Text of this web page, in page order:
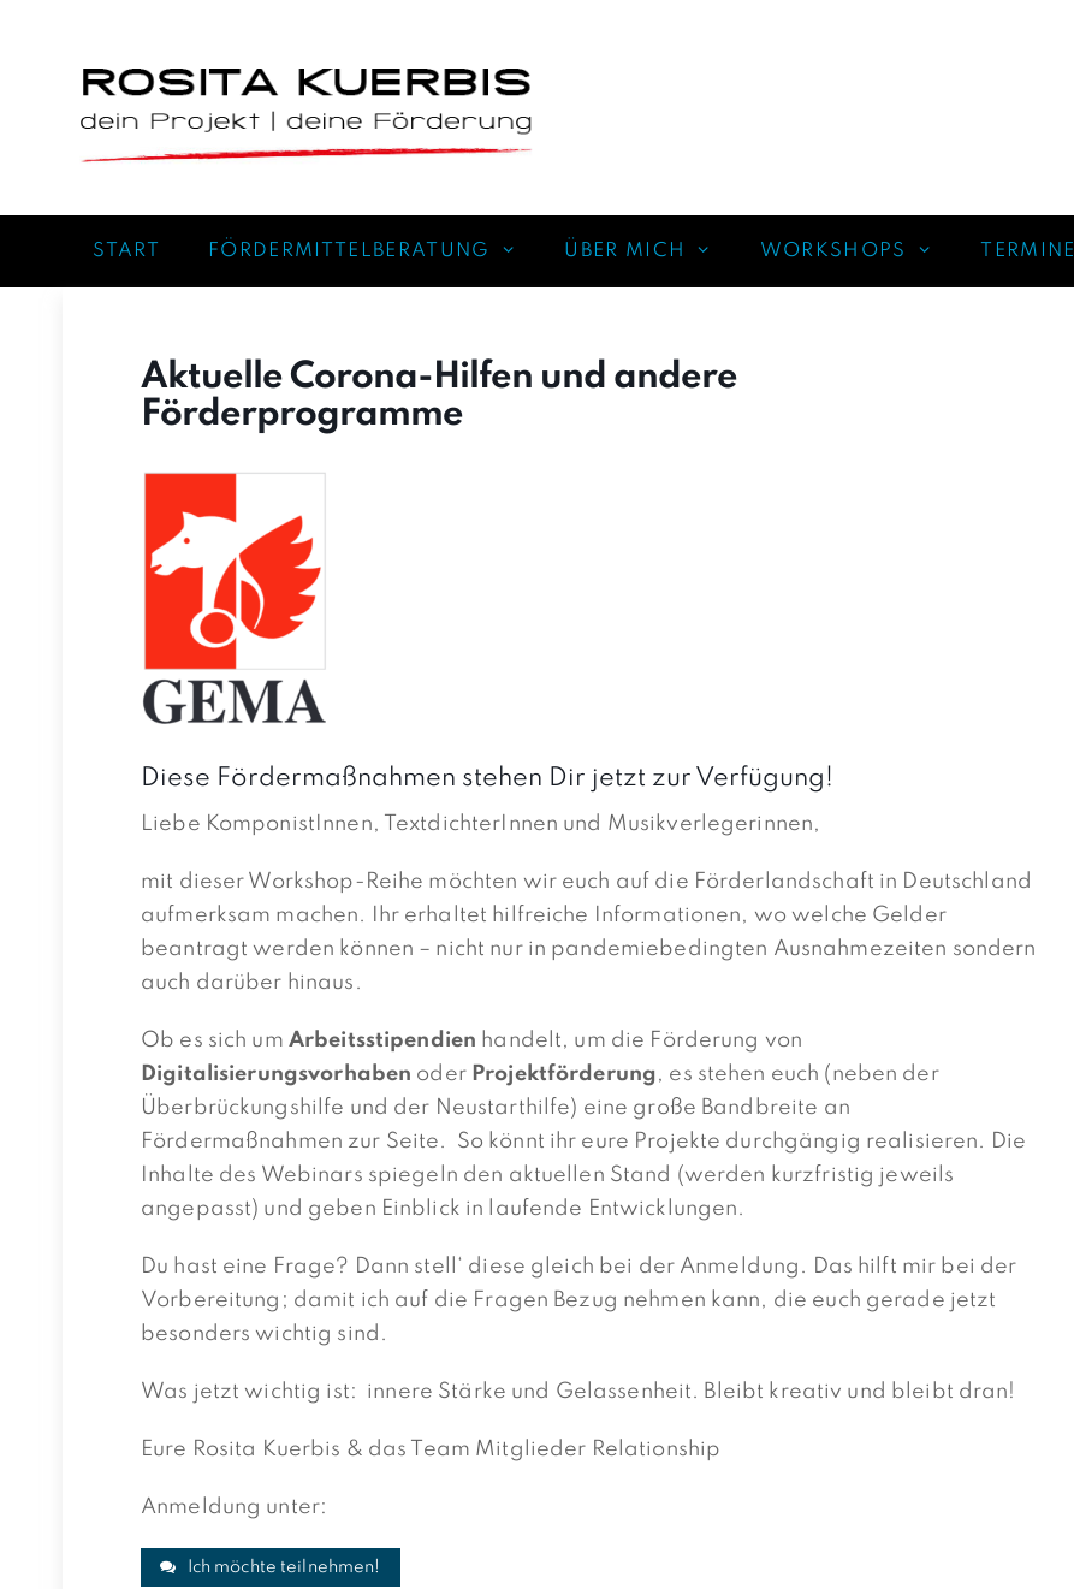
START FÖRDERMITTELBERATUNG ÜBER MICH WORKSHOPS TERMINE
Aktuelle Corona-Hilfen und andere
Förderprogramme
Diese Fördermaßnahmen stehen Dir jetzt zur Verfügung!
Liebe KomponistInnen, TextdichterInnen und Musikverlegerinnen,
mit dieser Workshop-Reihe möchten wir euch auf die Förderlandschaft in Deutschland
aufmerksam machen. Ihr erhaltet hilfreiche Informationen, wo welche Gelder
beantragt werden können – nicht nur in pandemiebedingten Ausnahmezeiten sondern
auch darüber hinaus.
Ob es sich um Arbeitsstipendien handelt, um die Förderung von
Digitalisierungsvorhaben oder Projektförderung, es stehen euch (neben der
Überbrückungshilfe und der Neustarthilfe) eine große Bandbreite an
Fördermaßnahmen zur Seite. So könnt ihr eure Projekte durchgängig realisieren. Die
Inhalte des Webinars spiegeln den aktuellen Stand (werden kurzfristig jeweils
angepasst) und geben Einblick in laufende Entwicklungen.
Du hast eine Frage? Dann stell‘ diese gleich bei der Anmeldung. Das hilft mir bei der
Vorbereitung; damit ich auf die Fragen Bezug nehmen kann, die euch gerade jetzt
besonders wichtig sind.
Was jetzt wichtig ist: innere Stärke und Gelassenheit. Bleibt kreativ und bleibt dran!
Eure Rosita Kuerbis & das Team Mitglieder Relationship
Anmeldung unter:
Ich möchte teilnehmen!